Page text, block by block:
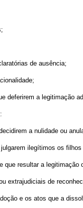
de ausência;
deferirem a legitimação
a nulidade ou
julgarem ilegítimos os
que resultar a
extrajudiciais de
e os atos que a